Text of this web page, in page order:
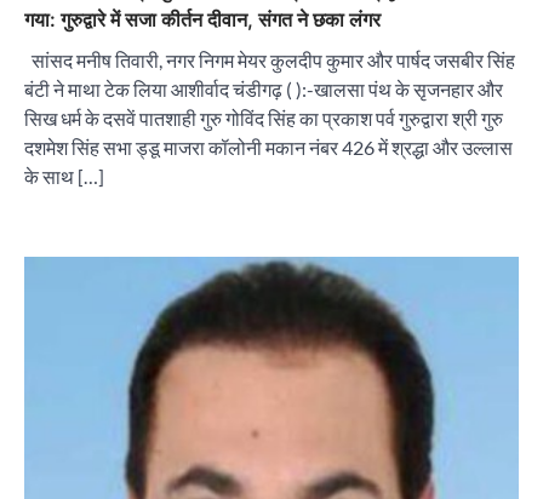
गया: गुरुद्वारे में सजा कीर्तन दीवान, संगत ने छका लंगर
सांसद मनीष तिवारी, नगर निगम मेयर कुलदीप कुमार और पार्षद जसबीर सिंह
बंटी ने माथा टेक लिया आशीर्वाद चंडीगढ़ ( ):-खालसा पंथ के सृजनहार और
सिख धर्म के दसवें पातशाही गुरु गोविंद सिंह का प्रकाश पर्व गुरुद्वारा श्री गुरु
दशमेश सिंह सभा ड्डू माजरा कॉलोनी मकान नंबर 426 में श्रद्धा और उल्लास
के साथ […]